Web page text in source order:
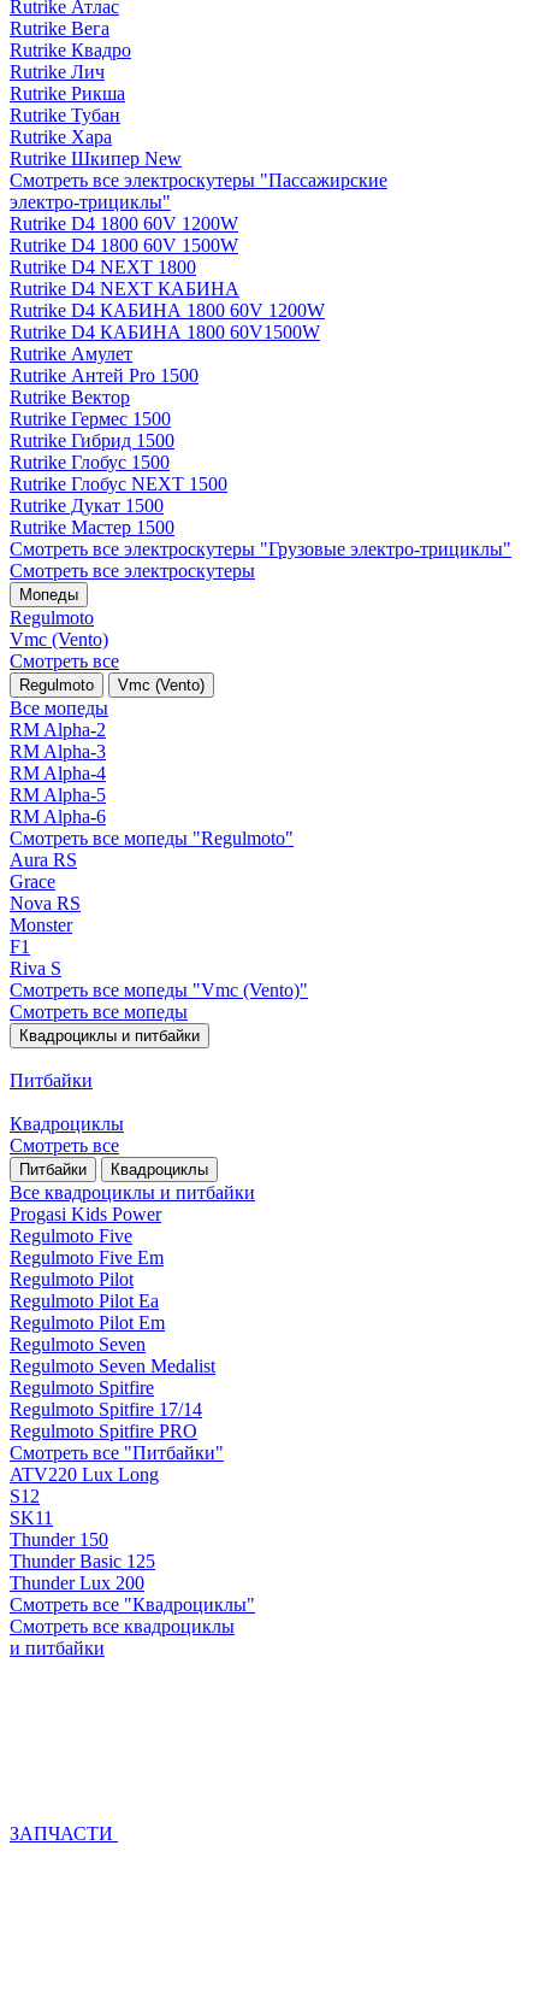
Rutrike Атлас
Rutrike Вега
Rutrike Квадро
Rutrike Лич
Rutrike Рикша
Rutrike Тубан
Rutrike Хара
Rutrike Шкипер New
Смотреть все электро­скутеры "Пассажирские
электро‑трициклы"
Rutrike D4 1800 60V 1200W
Rutrike D4 1800 60V 1500W
Rutrike D4 NEXT 1800
Rutrike D4 NEXT КАБИНА
Rutrike D4 КАБИНА 1800 60V 1200W
Rutrike D4 КАБИНА 1800 60V1500W
Rutrike Амулет
Rutrike Антей Pro 1500
Rutrike Вектор
Rutrike Гермес 1500
Rutrike Гибрид 1500
Rutrike Глобус 1500
Rutrike Глобус NEXT 1500
Rutrike Дукат 1500
Rutrike Мастер 1500
Смотреть все электро­скутеры "Грузовые электро‑трициклы"
Смотреть все электро­скутеры
Мопеды
Regulmoto
Vmc (Vento)
Смотреть все
Regulmoto Vmc (Vento)
Все мопеды
RM Alpha-2
RM Alpha-3
RM Alpha-4
RM Alpha-5
RM Alpha-6
Смотреть все мопеды "Regulmoto"
Aura RS
Grace
Nova RS
Monster
F1
Riva S
Смотреть все мопеды "Vmc (Vento)"
Смотреть все мопеды
Квадроциклы и питбайки
Питбайки
Квадроциклы
Смотреть все
Питбайки Квадроциклы
Все квадроциклы и питбайки
Progasi Kids Power
Regulmoto Five
Regulmoto Five Em
Regulmoto Pilot
Regulmoto Pilot Ea
Regulmoto Pilot Em
Regulmoto Seven
Regulmoto Seven Medalist
Regulmoto Spitfire
Regulmoto Spitfire 17/14
Regulmoto Spitfire PRO
Смотреть все "Питбайки"
ATV220 Lux Long
S12
SK11
Thunder 150
Thunder Basic 125
Thunder Lux 200
Смотреть все "Квадроциклы"
Смотреть все квадроциклы
и питбайки
ЗАПЧАСТИ